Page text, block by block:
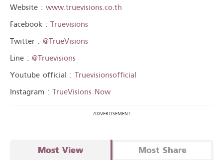
Website : www.truevisions.co.th
Facebook : Truevisions
Twitter : @TrueVisions
Line : @Truevisions
Youtube official : Truevisionsofficial
Instagram : TrueVisions Now
Most View Most Share